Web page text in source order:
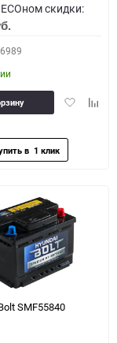
скидки:
Добавить
SMF55840